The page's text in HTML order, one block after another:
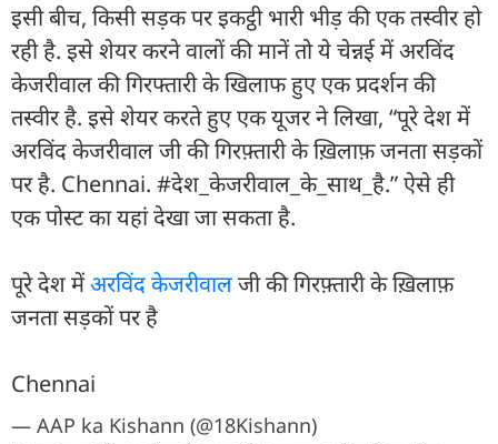
इसी बीच, किसी सड़क पर इकट्ठी भारी भीड़ की एक तस्वीर हो
रही है. इसे शेयर करने वालों की मानें तो ये चेन्नई में अरविंद
केजरीवाल की गिरफ्तारी के खिलाफ हुए एक प्रदर्शन की
तस्वीर है. इसे शेयर करते हुए एक यूजर ने लिखा, “पूरे देश में
अरविंद केजरीवाल जी की गिरफ़्तारी के ख़िलाफ़ जनता सड़कों
पर है. Chennai. #देश_केजरीवाल_के_साथ_है.” ऐसे ही
एक पोस्ट का यहां देखा जा सकता है.
पूरे देश मेंअरविंद केजरीवालजी की गिरफ़्तारी के ख़िलाफ़
जनता सड़कों पर है
Chennai
— AAP ka Kishann (@18Kishann)